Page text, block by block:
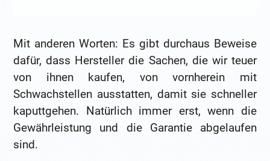
Mit anderen Worten: Es gibt durchaus Beweise
dafür, dass Hersteller die Sachen, die wir teuer
von ihnen kaufen, von vornherein mit
Schwachstellen ausstatten, damit sie schneller
kaputtgehen. Natürlich immer erst, wenn die
Gewährleistung und die Garantie abgelaufen
sind.